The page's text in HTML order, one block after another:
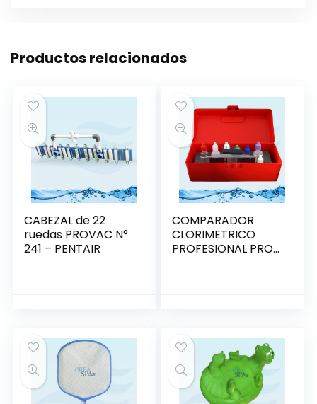
Productos relacionados
CABEZAL de 22
ruedas PROVAC N°
241 – PENTAIR
COMPARADOR
CLORIMETRICO
PROFESIONAL PRO II